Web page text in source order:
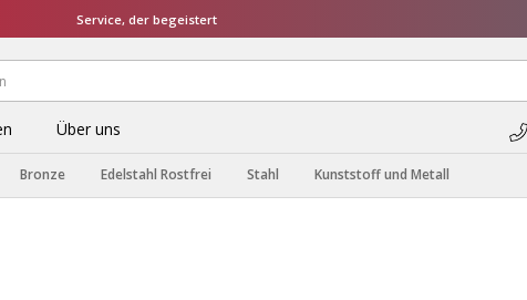
Service, der begeistert
Über uns
Bronze Edelstahl Rostfrei Stahl Kunststoff und Metall